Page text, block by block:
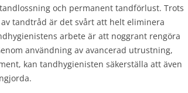
och permanent tandförlust. Trots
tandtråd är det svårt att helt eliminera
arbete är att noggrant rengöra
användning av avancerad utrustning,
kan tandhygienisten säkerställa att även